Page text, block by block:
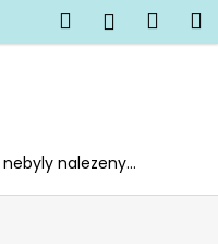
Hledat
nebyly nalezeny...